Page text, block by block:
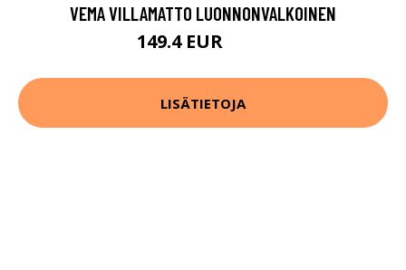
VEMA VILLAMATTO LUONNONVALKOINEN
149.4 EUR
LISÄTIETOJA